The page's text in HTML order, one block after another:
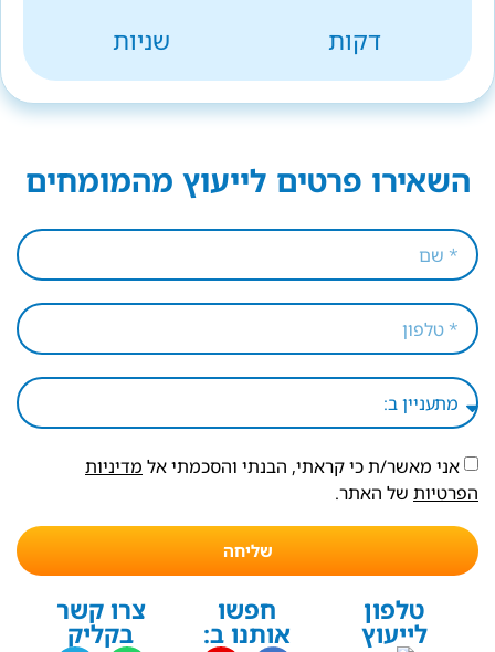
דקות
שניות
השאירו פרטים לייעוץ מהמומחים
אני מאשר/ת כי קראתי, הבנתי והסכמתי אל מדיניות
הפרטיות של האתר.
שליחה
טלפון
לייעוץ
חפשו
אותנו ב:
צרו קשר
בקליק